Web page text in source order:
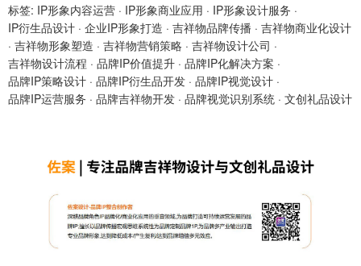
标签: IP形象内容运营 · IP形象商业应用 · IP形象设计服务 ·
IP衍生品设计 · 企业IP形象打造 · 吉祥物品牌传播 · 吉祥物商业化设计
· 吉祥物形象塑造 · 吉祥物营销策略 · 吉祥物设计公司 ·
吉祥物设计流程 · 品牌IP价值提升 · 品牌IP化解决方案 ·
品牌IP策略设计 · 品牌IP衍生品开发 · 品牌IP视觉设计 ·
品牌IP运营服务 · 品牌吉祥物开发 · 品牌视觉识别系统 · 文创礼品设计